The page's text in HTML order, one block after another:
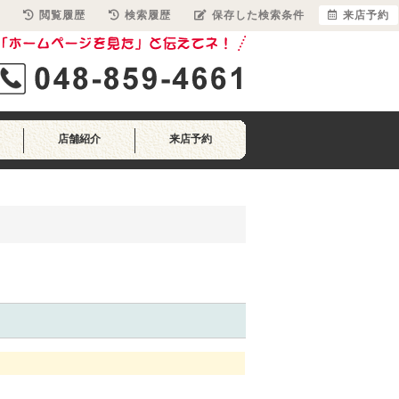
店舗紹介 来店予約
閲覧履歴 検索履歴 保存した検索条件 来店予約